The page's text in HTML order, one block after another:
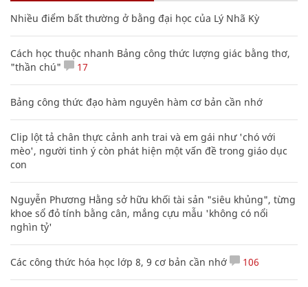
Nhiều điểm bất thường ở bằng đại học của Lý Nhã Kỳ
Cách học thuộc nhanh Bảng công thức lượng giác bằng thơ,
"thần chú"
17
Bảng công thức đạo hàm nguyên hàm cơ bản cần nhớ
Clip lột tả chân thực cảnh anh trai và em gái như 'chó với
mèo', người tinh ý còn phát hiện một vấn đề trong giáo dục
con
Nguyễn Phương Hằng sở hữu khối tài sản "siêu khủng", từng
khoe sổ đỏ tính bằng cân, mắng cựu mẫu 'không có nổi
nghìn tỷ'
Các công thức hóa học lớp 8, 9 cơ bản cần nhớ 106